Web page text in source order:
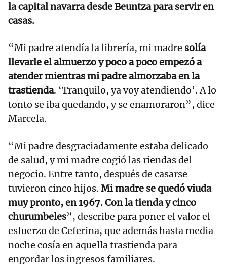
la capital navarra desde Beuntza para servir en
casas.
“Mi padre atendía la librería, mi madre solía
llevarle el almuerzo y poco a poco empezó a
atender mientras mi padre almorzaba en la
trastienda. ‘Tranquilo, ya voy atendiendo’. A lo
tonto se iba quedando, y se enamoraron”, dice
Marcela.
“Mi padre desgraciadamente estaba delicado
de salud, y mi madre cogió las riendas del
negocio. Entre tanto, después de casarse
tuvieron cinco hijos. Mi madre se quedó viuda
muy pronto, en 1967. Con la tienda y cinco
churumbeles”, describe para poner el valor el
esfuerzo de Ceferina, que además hasta media
noche cosía en aquella trastienda para
engordar los ingresos familiares.